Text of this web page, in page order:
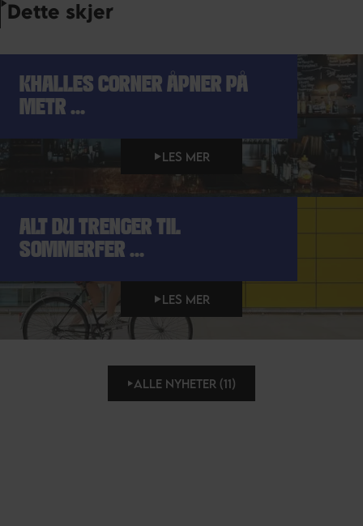
Dette skjer
KHALLES CORNER ÅPNER PÅ
METR ...
LES MER
ALT DU TRENGER TIL
SOMMERFER ...
LES MER
ALLE NYHETER (11)